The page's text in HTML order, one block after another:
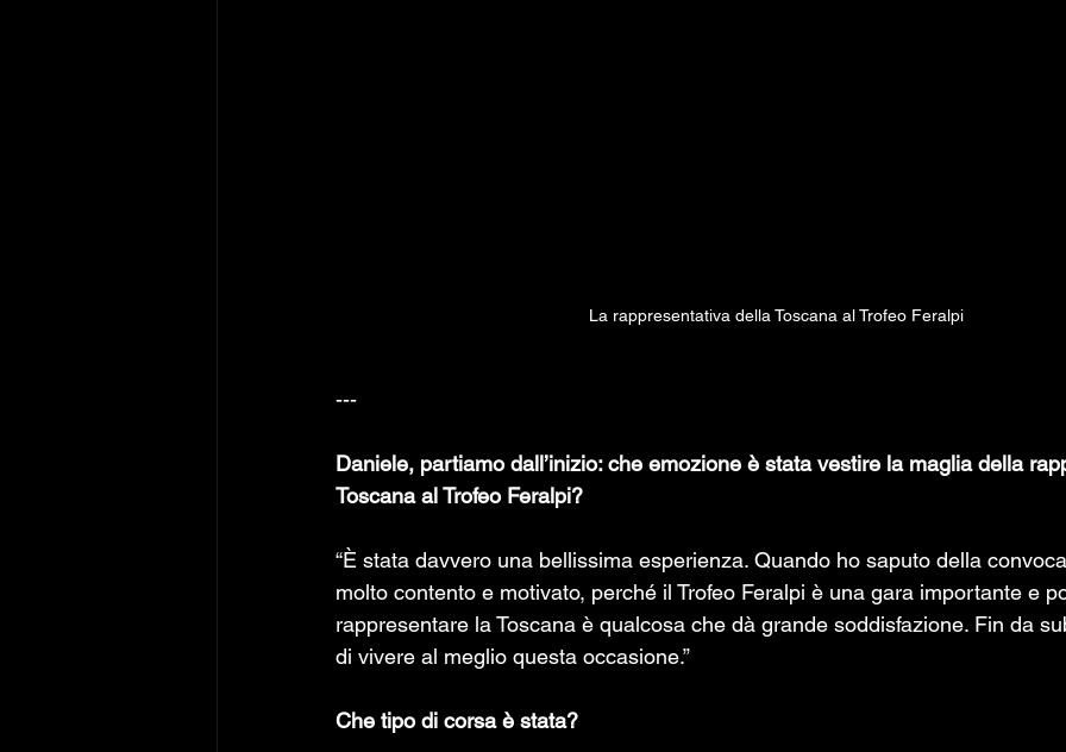
La rappresentativa della Toscana al Trofeo Feralpi
---
Daniele, partiamo dall’inizio: che emozione è stata vestire la maglia della
Toscana al Trofeo Feralpi?
“È stata davvero una bellissima esperienza. Quando ho saputo della
molto contento e motivato, perché il Trofeo Feralpi è una gara importante e
rappresentare la Toscana è qualcosa che dà grande soddisfazione. Fin da
di vivere al meglio questa occasione.”
Che tipo di corsa è stata?